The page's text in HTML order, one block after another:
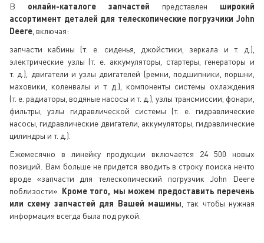
В онлайн-каталоге запчастей представлен широкий
ассортимент деталей для телескопические погрузчики John
Deere , включая:
запчасти кабины (т. е. сиденья, джойстики, зеркала и т. д.),
электрические узлы (т. е. аккумуляторы, стартеры, генераторы и
т. д.), двигатели и узлы двигателей (ремни, подшипники, поршни,
маховики, коленвалы и т. д.), компоненты системы охлаждения
(т. е. радиаторы, водяные насосы и т. д.), узлы трансмиссии, фонари,
фильтры, узлы гидравлической системы (т. е. гидравлические
насосы, гидравлические двигатели, аккумуляторы, гидравлические
цилиндры и т. д.).
Ежемесячно в линейку продукции включается 24 500 новых
позиций. Вам больше не придется вводить в строку поиска нечто
вроде «запчасти для телескопический погрузчик John Deere
поблизости». Кроме того, мы можем предоставить перечень
или схему запчастей для Вашей машины , так чтобы нужная
информация всегда была под рукой.